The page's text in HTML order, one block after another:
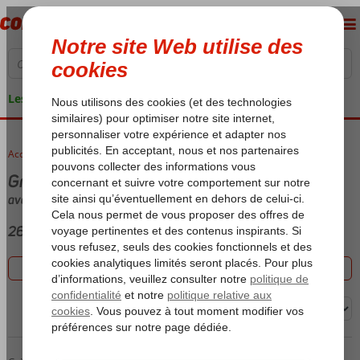
Les garanties de vacances
Accueil voyages
Grèce
avec (Ultra) All Inclusive
269 offres
Filtrez les 269 offres
Trier par: